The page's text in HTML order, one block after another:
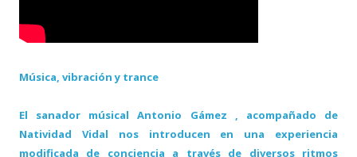
Música, vibración y trance
El sanador músical Antonio Gámez , acompañado de
Natividad Vidal nos introducen en una experiencia
modificada de conciencia a través de diversos ritmos